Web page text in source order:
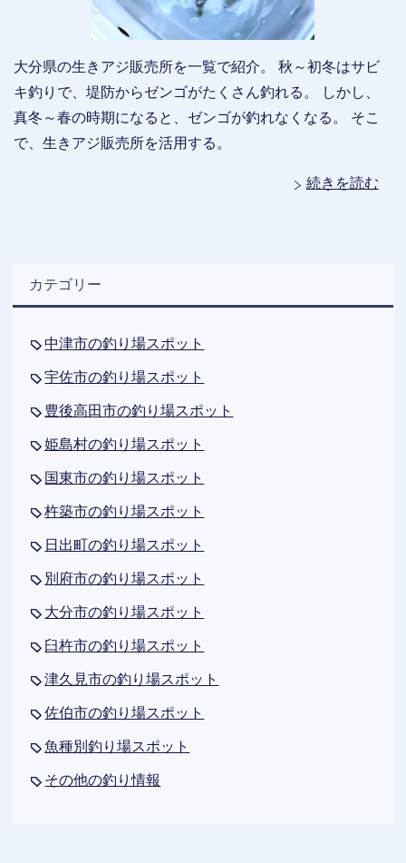
大分県の生きアジ販売所を一覧で紹介。 秋～初冬はサビ
キ釣りで、堤防からゼンゴがたくさん釣れる。 しかし、
真冬～春の時期になると、ゼンゴが釣れなくなる。 そこ
で、生きアジ販売所を活用する。
続きを読む
カテゴリー
中津市の釣り場スポット
宇佐市の釣り場スポット
豊後高田市の釣り場スポット
姫島村の釣り場スポット
国東市の釣り場スポット
杵築市の釣り場スポット
日出町の釣り場スポット
別府市の釣り場スポット
大分市の釣り場スポット
臼杵市の釣り場スポット
津久見市の釣り場スポット
佐伯市の釣り場スポット
魚種別釣り場スポット
その他の釣り情報